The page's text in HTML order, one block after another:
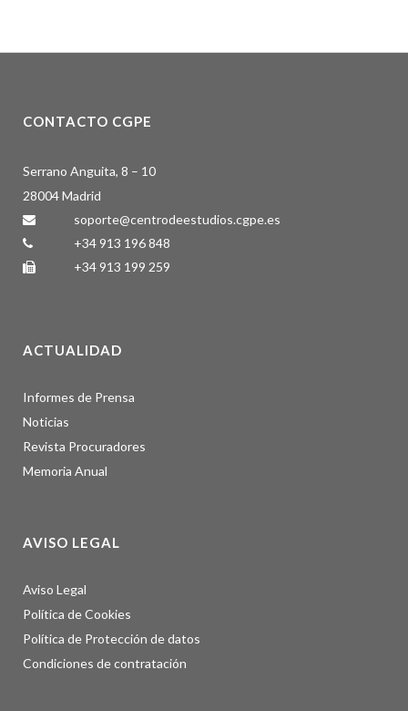
CONTACTO CGPE
Serrano Anguita, 8 – 10
28004 Madrid
soporte@centrodeestudios.cgpe.es
+34 913 196 848
+34 913 199 259
ACTUALIDAD
Informes de Prensa
Noticias
Revista Procuradores
Memoria Anual
AVISO LEGAL
Aviso Legal
Política de Cookies
Política de Protección de datos
Condiciones de contratación